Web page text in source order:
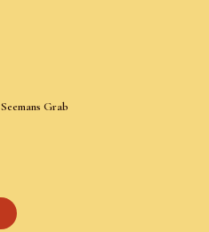
Seemans Grab